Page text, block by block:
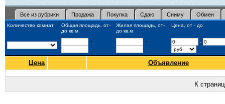
Все из рубрики Продажа Покупка Сдаю Сниму Обмен
Количество комнат
Общая площадь, от-
до кв.м.
Жилая площадь, от-
до кв.м.
Цена, от - до
- - -
Цена Объявление
К